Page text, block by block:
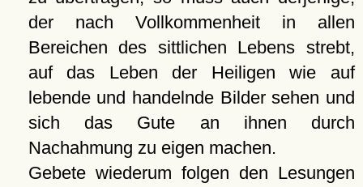
der nach Vollkommenheit in allen
Bereichen des sittlichen Lebens strebt,
auf das Leben der Heiligen wie auf
lebende und handelnde Bilder sehen und
sich das Gute an ihnen durch
Nachahmung zu eigen machen.
Gebete wiederum folgen den Lesungen